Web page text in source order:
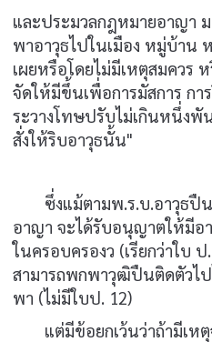
และประมวลกฎหมายอาญา ม
พาอาวุธไปในเมือง หมู่บ้าน
เผยหรือโดยไม่มีเหตุสมคว
จัดให้มีขึ้นเพื่อการมัสการ กา
ระวางโทษปรับไม่เกินหนึ่ง
สั่งให้ริบอาวุธนั้น"
ซึ่งแม้ตามพ.ร.บ.อาวุธปืน
อาญา จะได้รับอนุญาตให้มีอ
ในครอบครองว (เรียกว่าใบ ป.
สามารถพกพาวุฒิปืนติดตัวไ
พา (ไม่มีใบป. 12)
แต่มีข้อยกเว้นว่าถ้ามีเห